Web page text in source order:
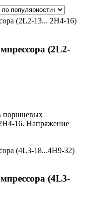
(2L2-
поршневых
16. Напряжение
(4L3-